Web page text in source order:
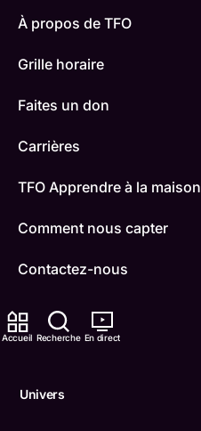
Accueil Recherche En direct
Univers
À propos de TFO
Grille horaire
Faites un don
Carrières
TFO Apprendre à la maison
Comment nous capter
Contactez-nous
ONFR
Boukili